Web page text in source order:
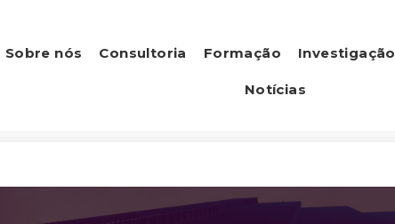
Sobre nós Consultoria Formação Investigação
Notícias